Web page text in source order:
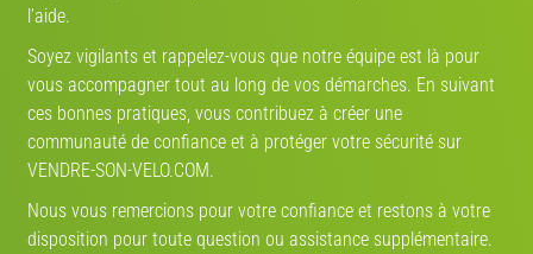
l’aide.
Soyez vigilants et rappelez-vous que notre équipe est là pour
vous accompagner tout au long de vos démarches. En suivant
ces bonnes pratiques, vous contribuez à créer une
communauté de confiance et à protéger votre sécurité sur
VENDRE-SON-VELO.COM.
Nous vous remercions pour votre confiance et restons à votre
disposition pour toute question ou assistance supplémentaire.